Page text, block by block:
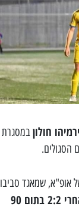
ירמיהו חולוןבמסגרת
אופ"א, שמאגד סביבו
בפנדלים אחרי 2:2 בתום 90